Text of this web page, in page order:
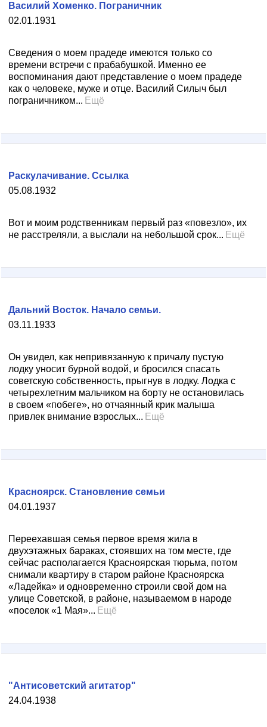
02.01.1931
Василий Хоменко. Пограничник
Сведения о моем прадеде имеются только со
времени встречи с прабабушкой. Именно ее
воспоминания дают представление о моем прадеде
как о человеке, муже и отце. Василий Силыч был
пограничником... Ещё
05.08.1932
Раскулачивание. Ссылка
Вот и моим родственникам первый раз «повезло», их
не расстреляли, а выслали на небольшой срок... Ещё
03.11.1933
Дальний Восток. Начало семьи.
Он увидел, как непривязанную к причалу пустую
лодку уносит бурной водой, и бросился спасать
советскую собственность, прыгнув в лодку. Лодка с
четырехлетним мальчиком на борту не остановилась
в своем «побеге», но отчаянный крик малыша
привлек внимание взрослых... Ещё
04.01.1937
Красноярск. Становление семьи
Переехавшая семья первое время жила в
двухэтажных бараках, стоявших на том месте, где
сейчас располагается Красноярская тюрьма, потом
снимали квартиру в старом районе Красноярска
«Ладейка» и одновременно строили свой дом на
улице Советской, в районе, называемом в народе
«поселок «1 Мая»... Ещё
24.04.1938
"Антисоветский агитатор"